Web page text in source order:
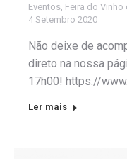
Eventos Feira do Vinho
4 Setembro 2020
Não deixe de
direto na nossa
17h00! https://
Ler mais